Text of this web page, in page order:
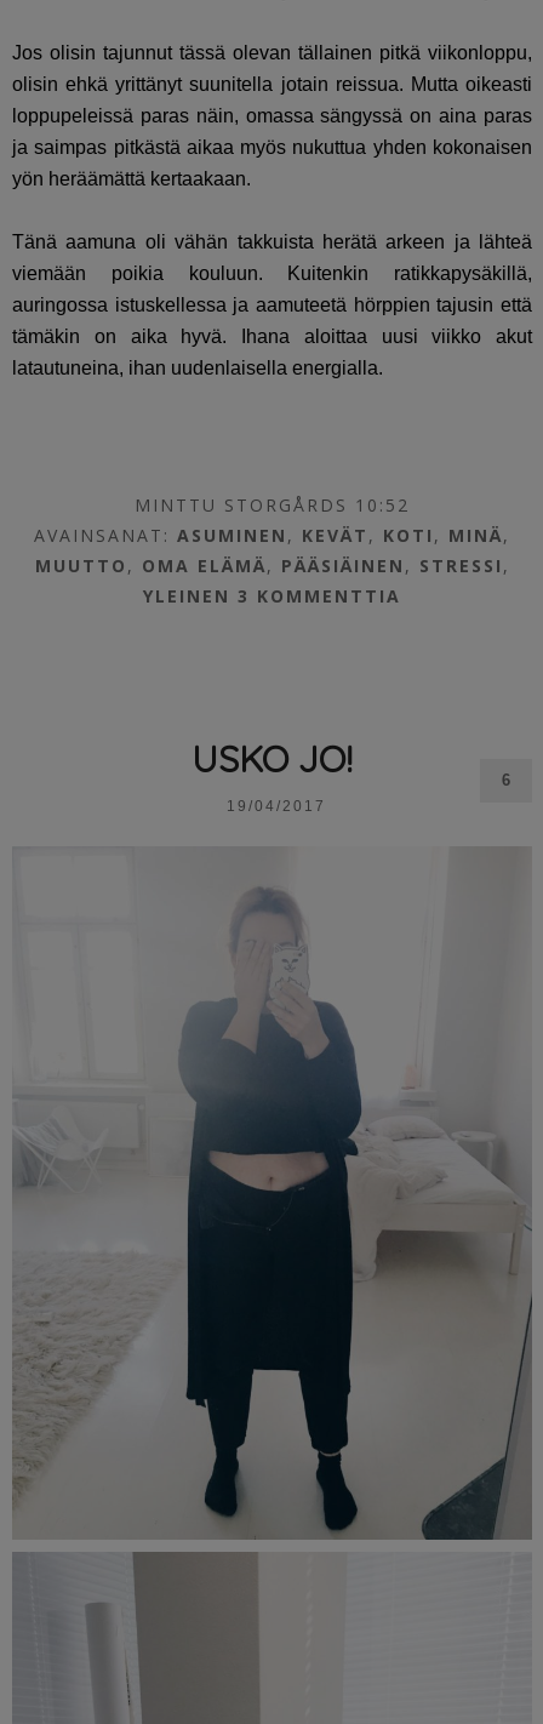
Jos olisin tajunnut tässä olevan tällainen pitkä viikonloppu,
olisin ehkä yrittänyt suunitella jotain reissua. Mutta oikeasti
loppupeleissä paras näin, omassa sängyssä on aina paras
ja saimpas pitkästä aikaa myös nukuttua yhden kokonaisen
yön heräämättä kertaakaan.
Tänä aamuna oli vähän takkuista herätä arkeen ja lähteä
viemään poikia kouluun. Kuitenkin ratikkapysäkillä,
auringossa istuskellessa ja aamuteetä hörppien tajusin että
tämäkin on aika hyvä. Ihana aloittaa uusi viikko akut
latautuneina, ihan uudenlaisella energialla.
MINTTU STORGÅRDS 10:52
AVAINSANAT:ASUMINEN , KEVÄT , KOTI , MINÄ,
MUUTTO , OMA ELÄMÄ, PÄÄSIÄINEN , STRESSI ,
YLEINEN 3 KOMMENTTIA
USKO JO!
19/04/2017
6